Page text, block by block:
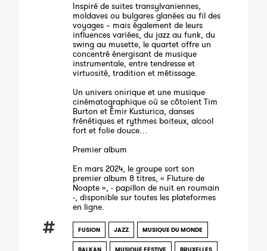
Inspiré de suites transylvaniennes,
moldaves ou bulgares glanées au fil des
voyages – mais également de leurs
influences variées, du jazz au funk, du
swing au musette, le quartet offre un
concentré énergisant de musique
instrumentale, entre tendresse et
virtuosité, tradition et métissage.
Un univers onirique et une musique
cinématographique où se côtoient Tim
Burton et Émir Kusturica, danses
frénétiques et rythmes boiteux, alcool
fort et folie douce…
Premier album
En mars 2024, le groupe sort son
premier album 8 titres, « Fluture de
Noapte », - papillon de nuit en roumain
-, disponible sur toutes les plateformes
en ligne.
FUSION JAZZ MUSIQUE DU MONDE